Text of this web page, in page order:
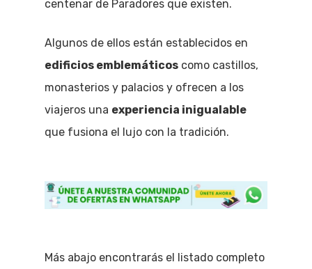
centenar de Paradores que existen.
Algunos de ellos están establecidos en
edificios emblemáticos como castillos,
monasterios y palacios y ofrecen a los
viajeros una experiencia inigualable
que fusiona el lujo con la tradición.
Más abajo encontrarás el listado completo